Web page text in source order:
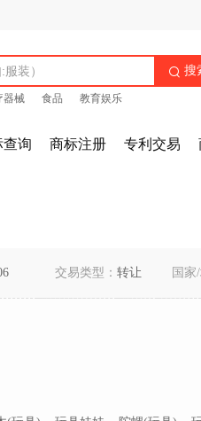
 搜
器械 食品 教育娱乐
查询 商标注册 专利交易
交易类型： 转让 国家